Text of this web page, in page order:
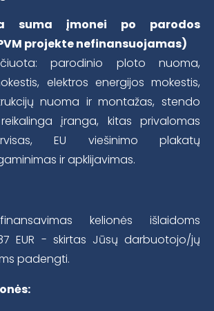
suma įmonei po parodos
projekte nefinansuojamas)
parodinio ploto nuoma,
elektros energijos mokestis,
nuoma ir montažas, stendo
įranga, kitas privalomas
EU viešinimo plakatų
ir apklijavimas.
kelionės išlaidoms
EUR - skirtas Jūsų darbuotojo/jų
padengti.